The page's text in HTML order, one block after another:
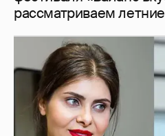
И снова невеста 357